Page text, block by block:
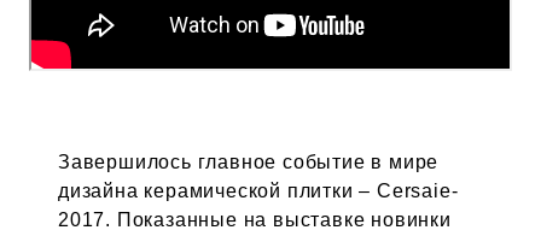
Завершилось главное событие в мире
дизайна керамической плитки – Cersaie-
2017. Показанные на выставке новинки